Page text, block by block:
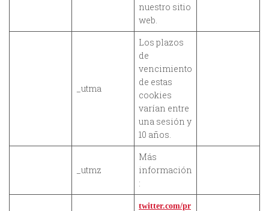
nuestro sitio
web.
_utma
Los plazos
de
vencimiento
de estas
cookies
varían entre
una sesión y
10 años.
_utmz
Más
información
:
twitter.com/pr